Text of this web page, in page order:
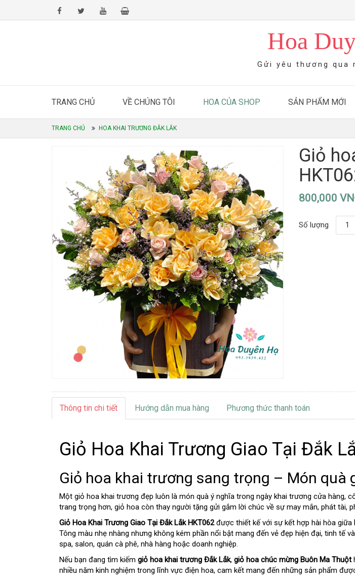
Hoa
Gửi yêu thương qua
TRANG CHỦ VỀ CHÚNG TÔI HOA CỦA SHOP SẢN PHẨM MỚI
TRANG CHỦ HOA KHAI TRƯƠNG ĐẮK LẮK
Giỏ
800,000
Số lượng
Thông tin chi tiết Hướng dẫn mua hàng Phương thức thanh toán
Giỏ Hoa Khai Trương Giao Tại Đắk
Giỏ hoa khai trương sang trọng – Món
Một giỏ hoa khai trương đẹp luôn là món quà ý nghĩa trong ngày khai trương cửa hàng,
trang trọng hơn, giỏ hoa còn thay người tặng gửi gắm lời chúc về sự may mắn, phát tài,
Giỏ Hoa Khai Trương Giao Tại Đắk Lắk HKT062được thiết kế với sự kết hợp hài hòa giữa
Tông màu nhẹ nhàng nhưng không kém phần nổi bật mang đến vẻ đẹp hiện đại, tinh tế
spa, salon, quán cà phê, nhà hàng hoặc doanh nghiệp.
Nếu bạn đang tìm kiếm giỏ hoa khai trương Đắk Lắk, giỏ hoa chúc mừng Buôn Ma Thuột
nhiều năm kinh nghiệm trong lĩnh vực điện hoa, cam kết mang đến những sản phẩm